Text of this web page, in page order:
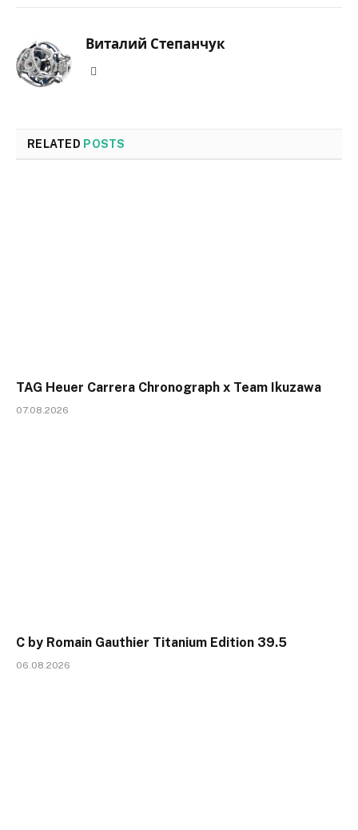
Виталий Степанчук
RELATED POSTS
TAG Heuer Carrera Chronograph x Team Ikuzawa
07.08.2026
C by Romain Gauthier Titanium Edition 39.5
06.08.2026